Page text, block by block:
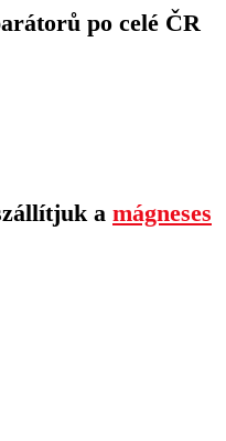
po celé ČR
a mágneses